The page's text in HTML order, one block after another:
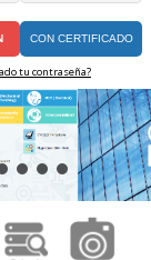
CON CERTIFICADO
tu contraseña?